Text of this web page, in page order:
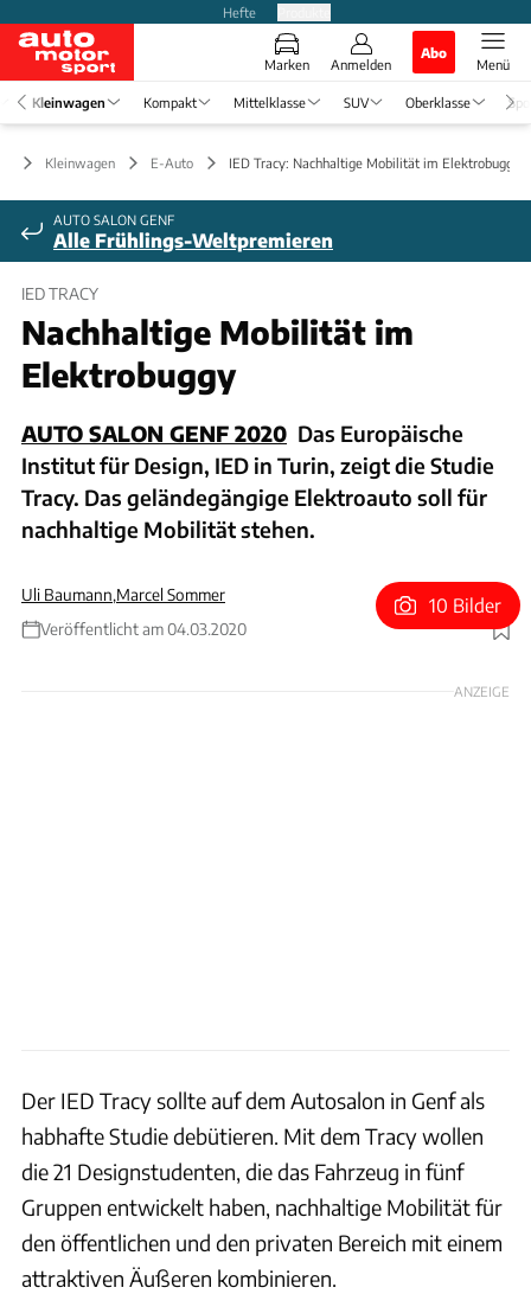
Hefte
Marken Anmelden
Abo
Menü
Kleinwagen Kompakt Mittelklasse SUV Oberklasse
Kleinwagen E-Auto IED Tracy: Nachhaltige Mobilität im Elektrobuggy
AUTO SALON GENF
Alle Frühlings-Weltpremieren
IED TRACY
Nachhaltige Mobilität im
Elektrobuggy
AUTO SALON GENF 2020 Das Europäische
Institut für Design, IED in Turin, zeigt die Studie
Tracy. Das geländegängige Elektroauto soll für
nachhaltige Mobilität stehen.
Uli Baumann,Marcel Sommer
Veröffentlicht am 04.03.2020
Foto: IED Turin
10 Bilder
ANZEIGE
Der IED Tracy sollte auf dem Autosalon in Genf als
habhafte Studie debütieren. Mit dem Tracy wollen
die 21 Designstudenten, die das Fahrzeug in fünf
Gruppen entwickelt haben, nachhaltige Mobilität für
den öffentlichen und den privaten Bereich mit einem
attraktiven Äußeren kombinieren.